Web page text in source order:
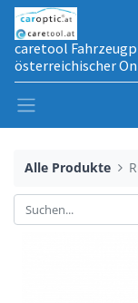
caretool
österreichischer
Alle Produkte